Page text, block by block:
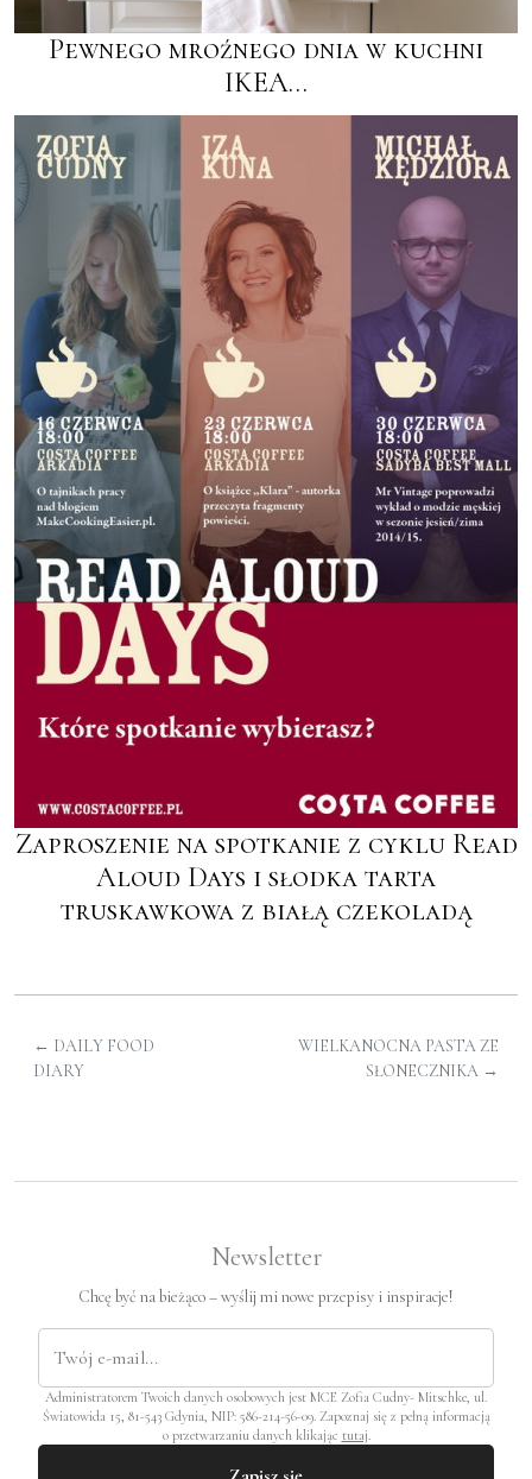
Pewnego mroźnego dnia w kuchni
IKEA…
Zaproszenie na spotkanie z cyklu Read
Aloud Days i słodka tarta
truskawkowa z białą czekoladą
← DAILY FOOD
DIARY
WIELKANOCNA PASTA ZE
SŁONECZNIKA →
Newsletter
Chcę być na bieżąco – wyślij mi nowe przepisy i inspiracje!
Administratorem Twoich danych osobowych jest MCE Zofia Cudny- Mitschke, ul.
Światowida 15, 81-543 Gdynia, NIP: 586-214-56-09. Zapoznaj się z pełną informacją
o przetwarzaniu danych klikając tutaj